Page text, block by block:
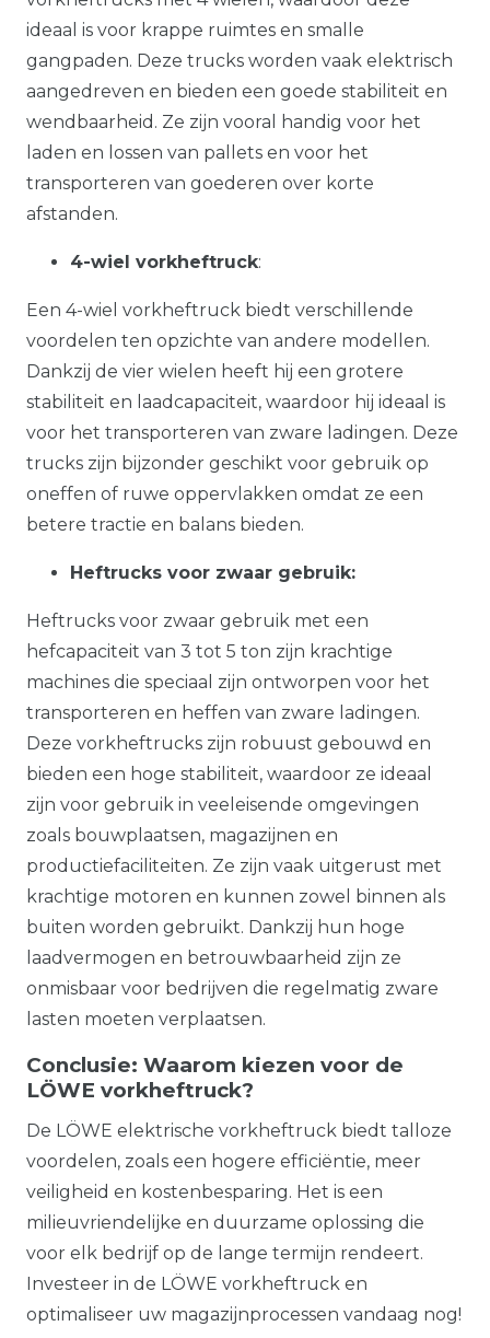
ideaal is voor krappe ruimtes en smalle
gangpaden. Deze trucks worden vaak elektrisch
aangedreven en bieden een goede stabiliteit en
wendbaarheid. Ze zijn vooral handig voor het
laden en lossen van pallets en voor het
transporteren van goederen over korte
afstanden.
4-wiel vorkheftruck:
Een 4-wiel vorkheftruck biedt verschillende
voordelen ten opzichte van andere modellen.
Dankzij de vier wielen heeft hij een grotere
stabiliteit en laadcapaciteit, waardoor hij ideaal is
voor het transporteren van zware ladingen. Deze
trucks zijn bijzonder geschikt voor gebruik op
oneffen of ruwe oppervlakken omdat ze een
betere tractie en balans bieden.
Heftrucks voor zwaar gebruik:
Heftrucks voor zwaar gebruik met een
hefcapaciteit van 3 tot 5 ton zijn krachtige
machines die speciaal zijn ontworpen voor het
transporteren en heffen van zware ladingen.
Deze vorkheftrucks zijn robuust gebouwd en
bieden een hoge stabiliteit, waardoor ze ideaal
zijn voor gebruik in veeleisende omgevingen
zoals bouwplaatsen, magazijnen en
productiefaciliteiten. Ze zijn vaak uitgerust met
krachtige motoren en kunnen zowel binnen als
buiten worden gebruikt. Dankzij hun hoge
laadvermogen en betrouwbaarheid zijn ze
onmisbaar voor bedrijven die regelmatig zware
lasten moeten verplaatsen.
Conclusie: Waarom kiezen voor de
LÖWE vorkheftruck?
De LÖWE elektrische vorkheftruck biedt talloze
voordelen, zoals een hogere efficiëntie, meer
veiligheid en kostenbesparing. Het is een
milieuvriendelijke en duurzame oplossing die
voor elk bedrijf op de lange termijn rendeert.
Investeer in de LÖWE vorkheftruck en
optimaliseer uw magazijnprocessen vandaag nog!